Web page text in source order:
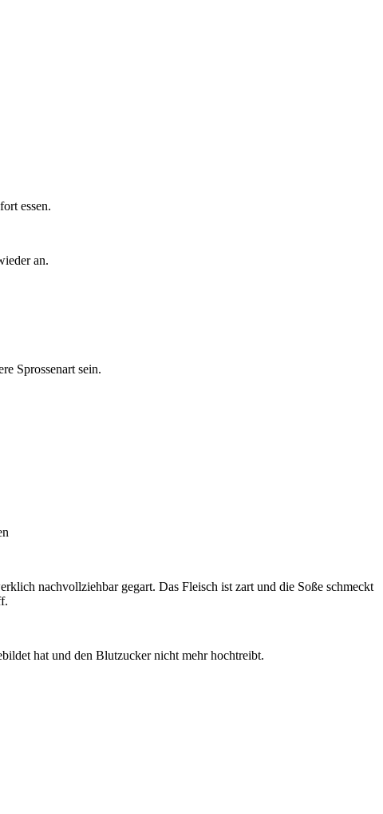
essen.
an.
Sprossenart sein.
nachvollziehbar gegart. Das Fleisch ist zart und die Soße schmeckt
hat und den Blutzucker nicht mehr hochtreibt.